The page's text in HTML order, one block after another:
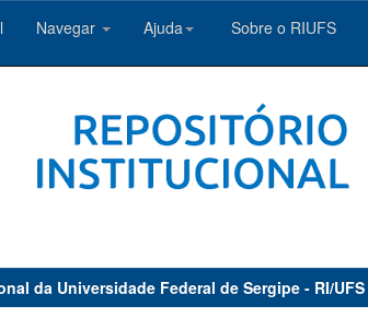
Navegar Ajuda Sobre o RIUFS
da Universidade Federal de Sergipe - RI/UFS